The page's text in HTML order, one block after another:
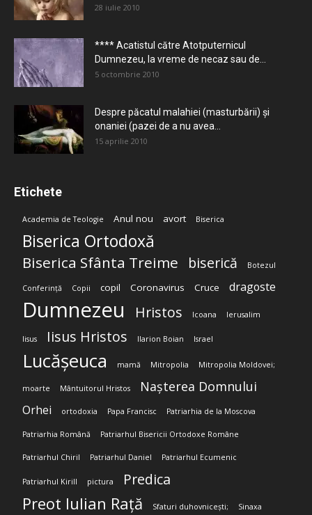
28 iulie 2010
**** Acatistul către Atotputernicul
Dumnezeu, la vreme de necaz sau de...
5 octombrie 2010
Despre păcatul malahiei (masturbării) şi
onaniei (pazei de a nu avea...
15 aprilie 2010
Etichete
Academia de Teologie Anul nou avort Biserica
Biserica Ortodoxă
Biserica Sfânta Treime biserică Botezul
Conferință Copii copil Coronavirus Cruce dragoste
Dumnezeu Hristos Icoana Ierusalim
Iisus Iisus Hristos Ilarion Boian Israel
Lucășeuca mamă Mitropolia Mitropolia Moldovei;
moarte Mântuitorul Hristos Nașterea Domnului
Orhei ortodoxia Papa Francisc Patriarhia de la Moscova
Patriarhia Română Patriarhul Bisericii Ortodoxe Române
Patriarhul Chiril Patriarhul Daniel Patriarhul Ecumenic
Patriarhul Kirill pictura Predica
Preot Iulian Rață Sfaturi duhovnicești; Sinaxa